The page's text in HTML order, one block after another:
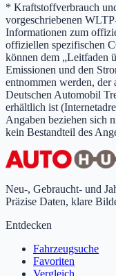
* Kraftstoffverbrauch
vorgeschriebenen
Informationen zum
offiziellen spezifischen
können dem „Leitfaden
Emissionen und den
entnommen werden, der
Deutschen Automobil
erhältlich ist
Angaben beziehen sich
kein Bestandteil des
Neu-, Gebraucht- und
Präzise Daten, klare
Entdecken
Fahrzeugsuche
Favoriten
Vergleich